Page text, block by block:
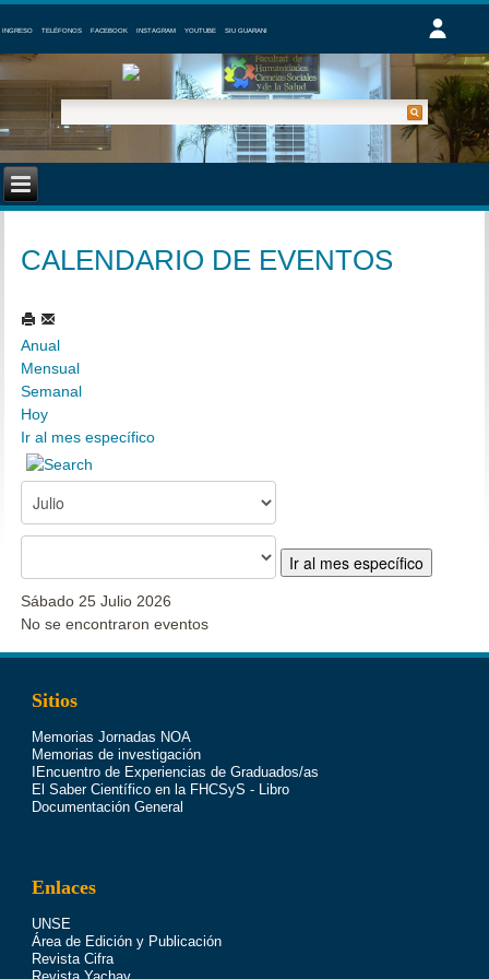
INGRESO TELÉFONOS FACEBOOK INSTAGRAM YOUTUBE SIU GUARANI
CALENDARIO DE EVENTOS
Anual
Mensual
Semanal
Hoy
Ir al mes específico
Ir al mes específico
Sábado 25 Julio 2026
No se encontraron eventos
Sitios
Memorias Jornadas NOA
Memorias de investigación
IEncuentro de Experiencias de Graduados/as
El Saber Científico en la FHCSyS - Libro
Documentación General
Enlaces
UNSE
Área de Edición y Publicación
Revista Cifra